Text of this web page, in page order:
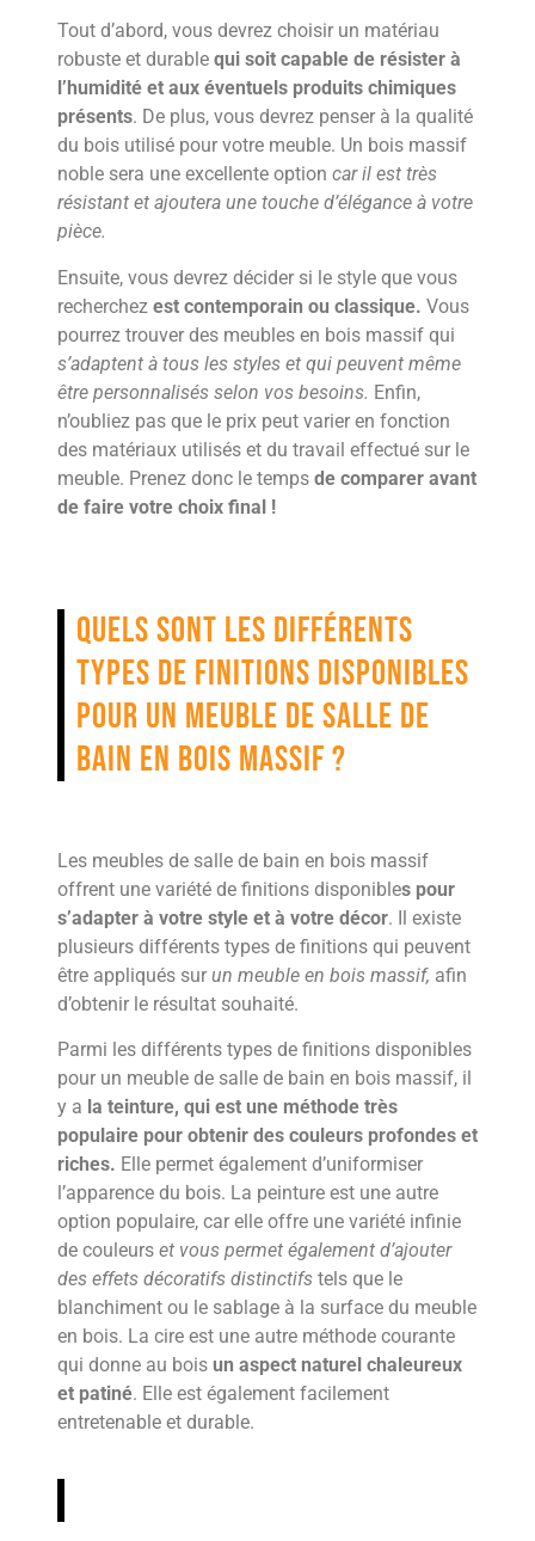
Tout d’abord, vous devrez choisir un matériau
robuste et durable qui soit capable de résister à
l’humidité et aux éventuels produits chimiques
présents. De plus, vous devrez penser à la qualité
du bois utilisé pour votre meuble. Un bois massif
noble sera une excellente option car il est très
résistant et ajoutera une touche d’élégance à votre
pièce.
Ensuite, vous devrez décider si le style que vous
recherchez est contemporain ou classique. Vous
pourrez trouver des meubles en bois massif qui
s’adaptent à tous les styles et qui peuvent même
être personnalisés selon vos besoins. Enfin,
n’oubliez pas que le prix peut varier en fonction
des matériaux utilisés et du travail effectué sur le
meuble. Prenez donc le temps de comparer avant
de faire votre choix final !
Quels sont les différents
types de finitions disponibles
pour un meuble de salle de
bain en bois massif ?
Les meubles de salle de bain en bois massif
offrent une variété de finitions disponibles pour
s’adapter à votre style et à votre décor. Il existe
plusieurs différents types de finitions qui peuvent
être appliqués sur un meuble en bois massif, afin
d’obtenir le résultat souhaité.
Parmi les différents types de finitions disponibles
pour un meuble de salle de bain en bois massif, il
y a la teinture, qui est une méthode très
populaire pour obtenir des couleurs profondes et
riches. Elle permet également d’uniformiser
l’apparence du bois. La peinture est une autre
option populaire, car elle offre une variété infinie
de couleurs et vous permet également d’ajouter
des effets décoratifs distinctifs tels que le
blanchiment ou le sablage à la surface du meuble
en bois. La cire est une autre méthode courante
qui donne au bois un aspect naturel chaleureux
et patiné. Elle est également facilement
entretenable et durable.